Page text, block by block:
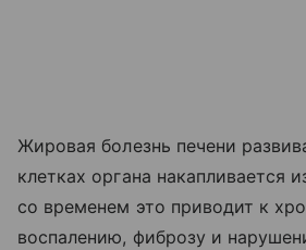
Жировая болезнь печени
клетках органа накапливается
со временем это приводит к
воспалению, фиброзу и